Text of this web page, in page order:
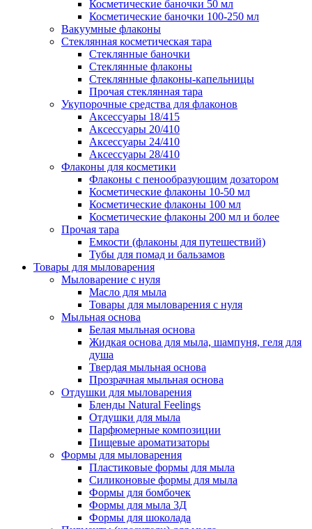
Косметические баночки 50 мл
Косметические баночки 100-250 мл
Вакуумные флаконы
Стеклянная косметическая тара
Стеклянные баночки
Стеклянные флаконы
Стеклянные флаконы-капельницы
Прочая стеклянная тара
Укупорочные средства для флаконов
Аксессуары 18/415
Аксессуары 20/410
Аксессуары 24/410
Аксессуары 28/410
Флаконы для косметики
Флаконы с пенообразующим дозатором
Косметические флаконы 10-50 мл
Косметические флаконы 100 мл
Косметические флаконы 200 мл и более
Прочая тара
Емкости (флаконы для путешествий)
Тубы для помад и бальзамов
Товары для мыловарения
Мыловарение с нуля
Масло для мыла
Товары для мыловарения с нуля
Мыльная основа
Белая мыльная основа
Жидкая основа для мыла, шампуня, геля для
душа
Твердая мыльная основа
Прозрачная мыльная основа
Отдушки для мыловарения
Бленды Natural Feelings
Отдушки для мыла
Парфюмерные композиции
Пищевые ароматизаторы
Формы для мыловарения
Пластиковые формы для мыла
Силиконовые формы для мыла
Формы для бомбочек
Формы для мыла 3Д
Формы для шоколада